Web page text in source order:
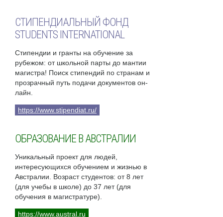
СТИПЕНДИАЛЬНЫЙ ФОНД
STUDENTS INTERNATIONAL
Стипендии и гранты на обучение за
рубежом: от школьной парты до мантии
магистра! Поиск стипендий по странам и
прозрачный путь подачи документов он-
лайн.
https://www.stipendiat.ru/
ОБРАЗОВАНИЕ В АВСТРАЛИИ
Уникальный проект для людей,
интересующихся обучением и жизнью в
Австралии. Возраст студентов: от 8 лет
(для учебы в школе) до 37 лет (для
обучения в магистратуре).
https://www.austral.ru